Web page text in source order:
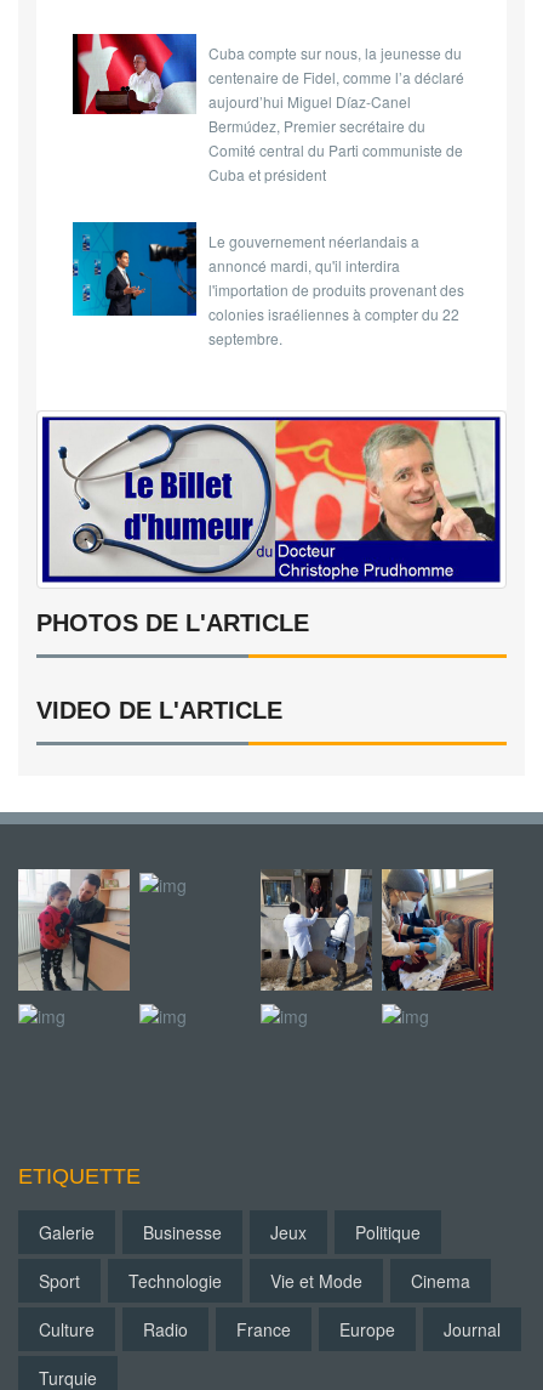
Cuba compte sur nous, la jeunesse du
centenaire de Fidel, comme l’a déclaré
aujourd’hui Miguel Díaz-Canel
Bermúdez, Premier secrétaire du
Comité central du Parti communiste de
Cuba et président
Le gouvernement néerlandais a
annoncé mardi, qu'il interdira
l'importation de produits provenant des
colonies israéliennes à compter du 22
septembre.
PHOTOS DE L'ARTICLE
VIDEO DE L'ARTICLE
ETIQUETTE
Galerie Businesse Jeux
Politique
Sport
Technologie Vie et Mode
Cinema
Culture
Radio France Europe
Journal
Turquie